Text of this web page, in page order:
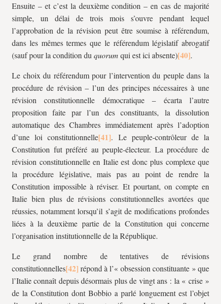
Ensuite – et c’est la deuxième condition – en cas de majorité
simple, un délai de trois mois s’ouvre pendant lequel
l’approbation de la révision peut être soumise à référendum,
dans les mêmes termes que le référendum législatif abrogatif
(sauf pour la condition du quorum qui est ici absente)
.
Le choix du référendum pour l’intervention du peuple dans la
procédure de révision – l’un des principes nécessaires à une
révision constitutionnelle démocratique – écarta l’autre
proposition faite par l’un des constituants, la dissolution
automatique des Chambres immédiatement après l’adoption
d’une loi constitutionnelle
. Le peuple-contrôleur de la
Constitution fut préféré au peuple-électeur. La procédure de
révision constitutionnelle en Italie est donc plus complexe que
la procédure législative, mais pas au point de rendre la
Constitution impossible à réviser. Et pourtant, on compte en
Italie bien plus de révisions constitutionnelles avortées que
réussies, notamment lorsqu’il s’agit de modifications profondes
liées à la deuxième partie de la Constitution qui concerne
l’organisation institutionnelle de la République.
Le grand nombre de tentatives de révisions
constitutionnelles
répond à l’« obsession constituante » que
l’Italie connaît depuis désormais plus de vingt ans : la « crise »
de la Constitution dont Bobbio a parlé longuement est l’objet